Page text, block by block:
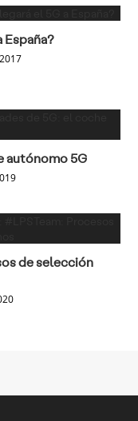
España?
autónomo 5G
de selección